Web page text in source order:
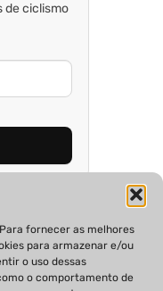
Para fornecer as melhores
para armazenar e/ou
o uso dessas
o comportamento de
de ciclismo